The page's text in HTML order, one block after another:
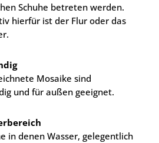
Schuhe betreten werden.
hierfür ist der Flur oder das
Mosaike sind
und für außen geeignet.
in denen Wasser, gelegentlich